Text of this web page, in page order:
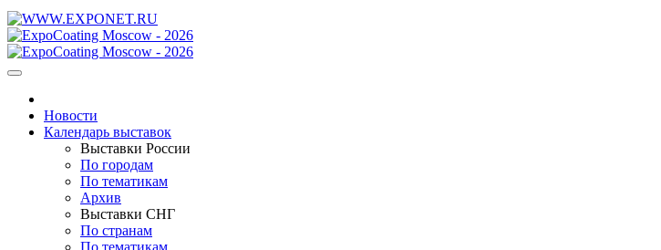
Новости
Календарь выставок
Выставки России
По городам
По тематикам
Архив
Выставки СНГ
По странам
По тематикам